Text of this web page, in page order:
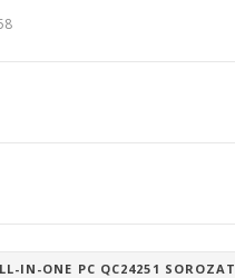
IN-ONE PC QC24251 SOROZAT